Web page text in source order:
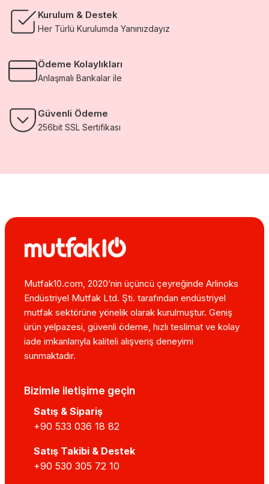
Kurulum & Destek
Her Türlü Kurulumda Yanınızdayız
Ödeme Kolaylıkları
Anlaşmalı Bankalar ile
Güvenli Ödeme
256bit SSL Sertifikası
Mutfak10.com, 2020’nin üçüncü çeyreğinde Arlinoks
Endüstriyel Mutfak Ltd. Şti. tarafından endüstriyel
mutfak sektörüne yönelik olarak kurulmuştur. Geniş
ürün yelpazesi, güvenli ödeme, hızlı teslimat ve kolay
iade imkanlarıyla kaliteli alışveriş deneyimi
sunmaktadır.
Bizimle iletişime geçin
Satış & Sipariş
+90 533 036 18 82
Satış Takibi & Destek
+90 530 305 72 10